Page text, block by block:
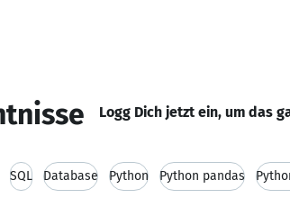
Logg Dich jetzt ein, um das
SQL Database Python Python pandas